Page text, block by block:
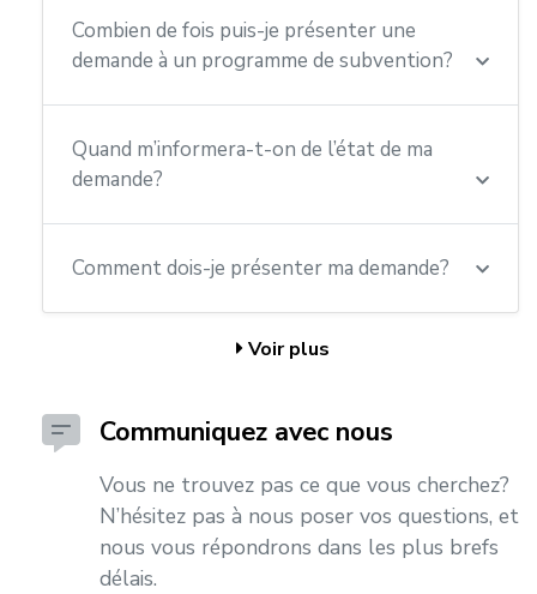
Combien de fois puis-je présenter une
demande à un programme de subvention?
Quand m’informera-t-on de l’état de ma
demande?
Comment dois-je présenter ma demande?
Voir plus
Communiquez avec nous
Vous ne trouvez pas ce que vous cherchez?
N’hésitez pas à nous poser vos questions, et
nous vous répondrons dans les plus brefs
délais.